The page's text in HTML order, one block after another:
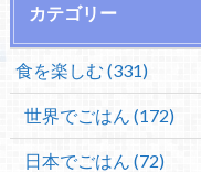
カテゴリー
食を楽しむ (331)
世界でごはん (172)
日本でごはん (72)